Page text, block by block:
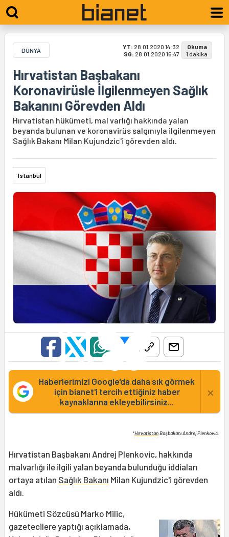
DÜNYA YT: 28.01.2020 14:32
SG: 28.01.2020 16:47
Okuma
1 dakika
Hırvatistan Başbakanı
Koronavirüsle İlgilenmeyen Sağlık
Bakanını Görevden Aldı
Hırvatistan hükümeti, mal varlığı hakkında yalan
beyanda bulunan ve koronavirüs salgınıyla ilgilenmeyen
Sağlık Bakanı Milan Kujundzic'i görevden aldı.
Istanbul
Haberlerimizi Google'da daha sık görmek
için bianet'i tercih ettiğiniz haber
kaynaklarına ekleyebilirsiniz...
×
*HırvatistanBaşbakanı Andrej Plenkovic.
Hırvatistan Başbakanı Andrej Plenkovic, hakkında
malvarlığı ile ilgili yalan beyanda bulunduğu iddiaları
ortaya atılan Sağlık Bakanı Milan Kujundzic'i görevden
aldı.
Hükümeti Sözcüsü Marko Milic,
gazetecilere yaptığı açıklamada,